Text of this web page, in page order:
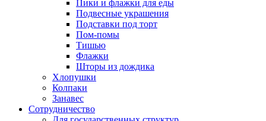
Пики и флажки для еды
Подвесные украшения
Подставки под торт
Пом-помы
Тишью
Флажки
Шторы из дождика
Хлопушки
Колпаки
Занавес
Сотрудничество